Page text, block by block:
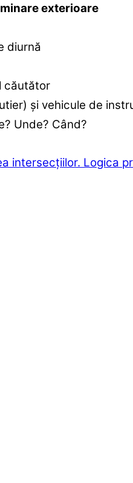
exterioare
diurnă
căutător
și vehicule de
Unde? Când?
intersecțiilor. Logica